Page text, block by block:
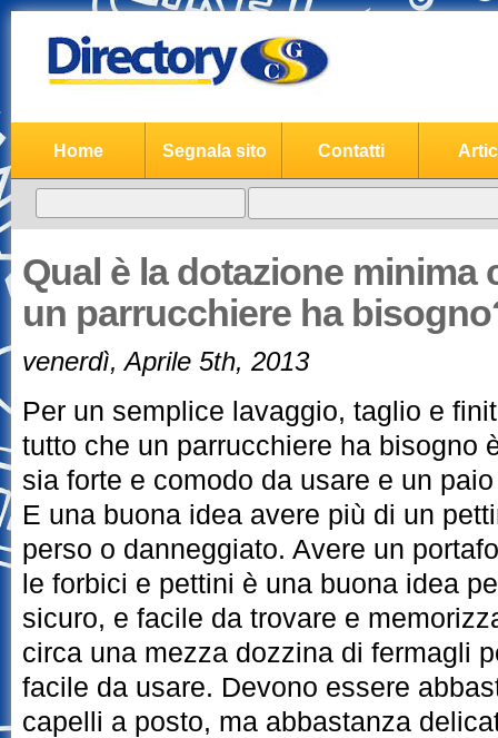
Home Segnala sito Contatti
Qual è la dotazione minima
un parrucchiere ha
venerdì, Aprile 5th, 2013
Per un semplice lavaggio, taglio e
tutto che un parrucchiere ha bisogno
sia forte e comodo da usare e un
E una buona idea avere più di un
perso o danneggiato. Avere un
le forbici e pettini è una buona idea
sicuro, e facile da trovare e
circa una mezza dozzina di fermagli
facile da usare. Devono essere
capelli a posto, ma abbastanza